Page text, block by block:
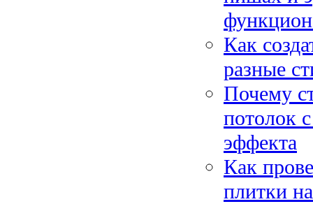
Как
разные
Почему
потолок
эффекта
Как
плитки